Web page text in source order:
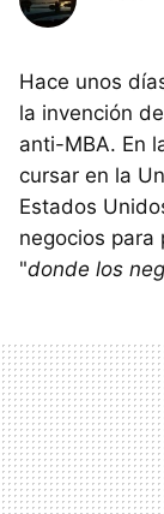
Hace unos
la invención
anti-MBA. En
cursar en la
Estados
negocios para
"donde los